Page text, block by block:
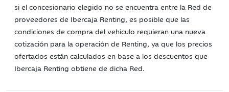
si el concesionario elegido no se encuentra entre la Red de
proveedores de Ibercaja Renting, es posible que las
condiciones de compra del vehículo requieran una nueva
cotización para la operación de Renting, ya que los precios
ofertados están calculados en base a los descuentos que
Ibercaja Renting obtiene de dicha Red.